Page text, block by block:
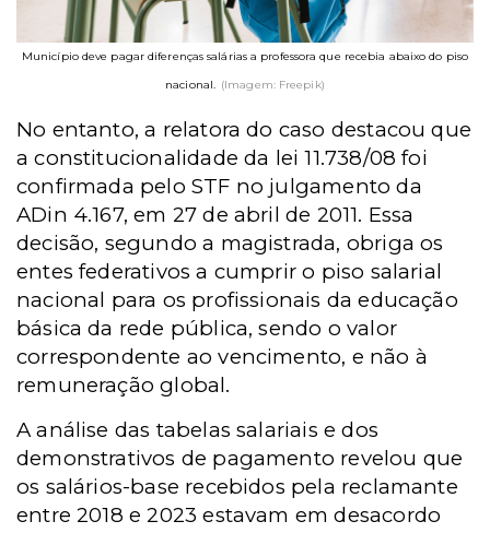
Município deve pagar diferenças salárias a professora que recebia abaixo do piso
nacional.
(Imagem: Freepik)
No entanto, a relatora do caso destacou que
a constitucionalidade da lei 11.738/08 foi
confirmada pelo STF no julgamento da
ADin 4.167, em 27 de abril de 2011. Essa
decisão, segundo a magistrada, obriga os
entes federativos a cumprir o piso salarial
nacional para os profissionais da educação
básica da rede pública, sendo o valor
correspondente ao vencimento, e não à
remuneração global.
A análise das tabelas salariais e dos
demonstrativos de pagamento revelou que
os salários-base recebidos pela reclamante
entre 2018 e 2023 estavam em desacordo